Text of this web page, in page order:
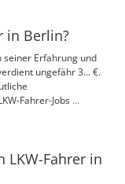
in Berlin?
seiner Erfahrung und
ungefähr 3... €.
Fahrer-Jobs ...
LKW-Fahrer in